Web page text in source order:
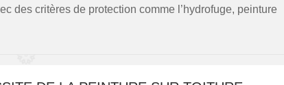
des critères de protection comme l’hydrofuge, peinture